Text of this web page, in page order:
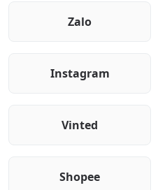
Zalo
Instagram
Vinted
Shopee